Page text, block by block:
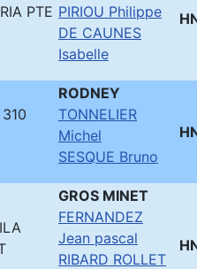
PTE PIRIOU Philippe
DE CAUNES
Isabelle
310
RODNEY
TONNELIER
Michel
SESQUE Bruno
GROS MINET
FERNANDEZ
Jean pascal
RIBARD ROLLET